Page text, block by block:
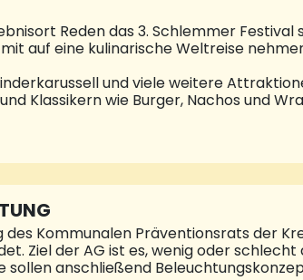
Reden das 3. Schlemmer
auf eine kulinarische Weltreise
und viele weitere
Klassikern wie Burger, Nachos und
zwischen süßen Leckereien wie
Trend Bubble-Waffeln. Alle
von einer Live Band. Sie
Öffnungszeiten der Veranstaltung:
Kommunalen Präventionsrats der
Ziel der AG ist es, wenig oder
sollen anschließend